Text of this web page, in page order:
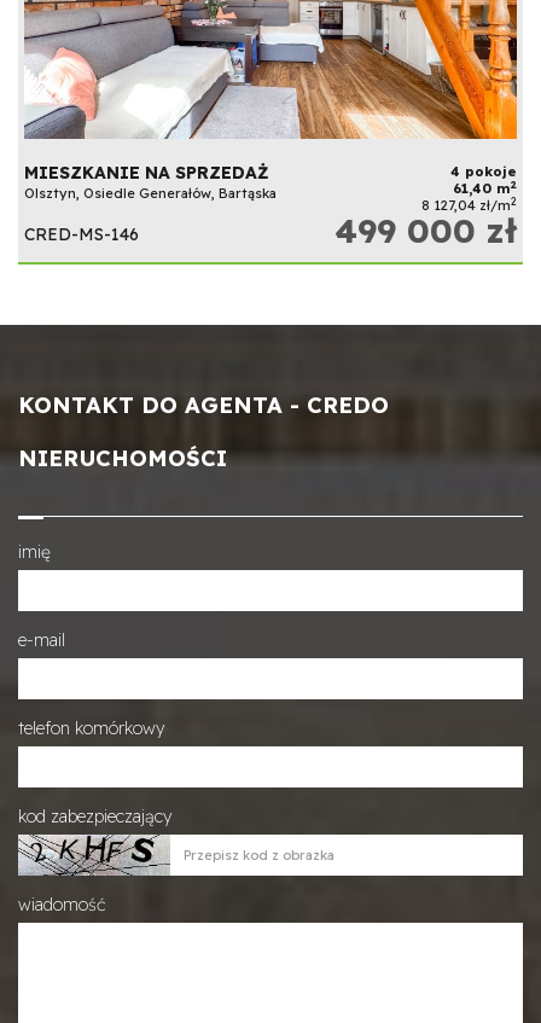
MIESZKANIE NA SPRZEDAŻ
Olsztyn, Osiedle Generałów, Bartąska
4 pokoje
61,40 m2
8 127,04 zł/m2
CRED-MS-146 499 000 zł
KONTAKT DO AGENTA - CREDO
NIERUCHOMOŚCI
imię
e-mail
telefon komórkowy
kod zabezpieczający
wiadomość